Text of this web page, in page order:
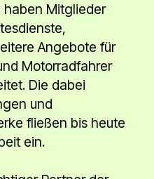
Mitglieder
Angebote für
Motorradfahrer
Die dabei
und
fließen bis heute
ein.